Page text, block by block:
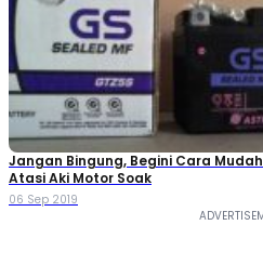
Jangan Bingung, Begini Cara Mudah
Atasi Aki Motor Soak
06 Sep 2019